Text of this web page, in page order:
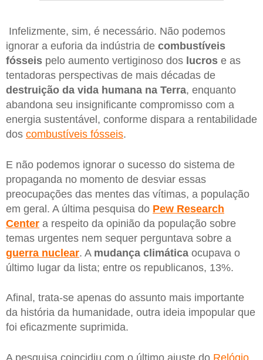
Infelizmente, sim, é necessário. Não podemos
ignorar a euforia da indústria de combustíveis
fósseis pelo aumento vertiginoso dos lucros e as
tentadoras perspectivas de mais décadas de
destruição da vida humana na Terra, enquanto
abandona seu insignificante compromisso com a
energia sustentável, conforme dispara a rentabilidade
dos combustíveis fósseis.
E não podemos ignorar o sucesso do sistema de
propaganda no momento de desviar essas
preocupações das mentes das vítimas, a população
em geral. A última pesquisa do Pew Research
Center a respeito da opinião da população sobre
temas urgentes nem sequer perguntava sobre a
guerra nuclear. A mudança climática ocupava o
último lugar da lista; entre os republicanos, 13%.
Afinal, trata-se apenas do assunto mais importante
da história da humanidade, outra ideia impopular que
foi eficazmente suprimida.